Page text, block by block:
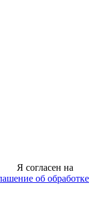
Я согласен на
об обработке